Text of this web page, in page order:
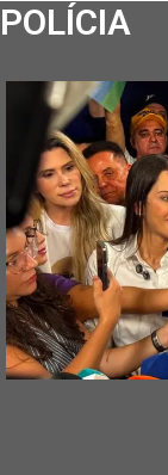
POLÍCIA